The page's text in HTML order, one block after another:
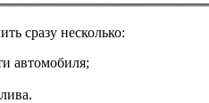
сразу несколько:
автомобиля;